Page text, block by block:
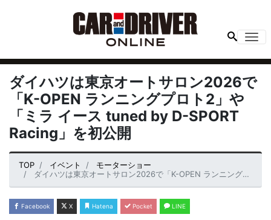
ダイハツは東京オートサロン2026で
「K-OPEN ランニングプロト2」や
「ミラ イース tuned by D-SPORT
Racing」を初公開
TOP イベント
モーターショー
ダイハツは東京オートサロン2026で「K-OPEN ランニングプロト2」や「ミラ イース tuned by D-SPORT Racing」を初公開
Facebook X Hatena Pocket LINE